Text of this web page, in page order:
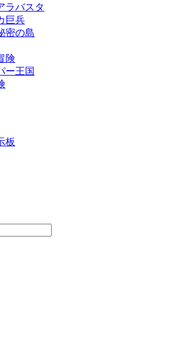
ラバスタ
巨兵
密の島
険
ー王国
板